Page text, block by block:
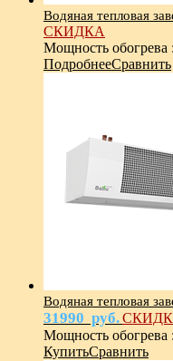
Водяная тепловая
СКИДКА
Мощность обогрева :
ПодробнееСравнить
Водяная тепловая
31990 руб.
Мощность обогрева :
КупитьСравнить